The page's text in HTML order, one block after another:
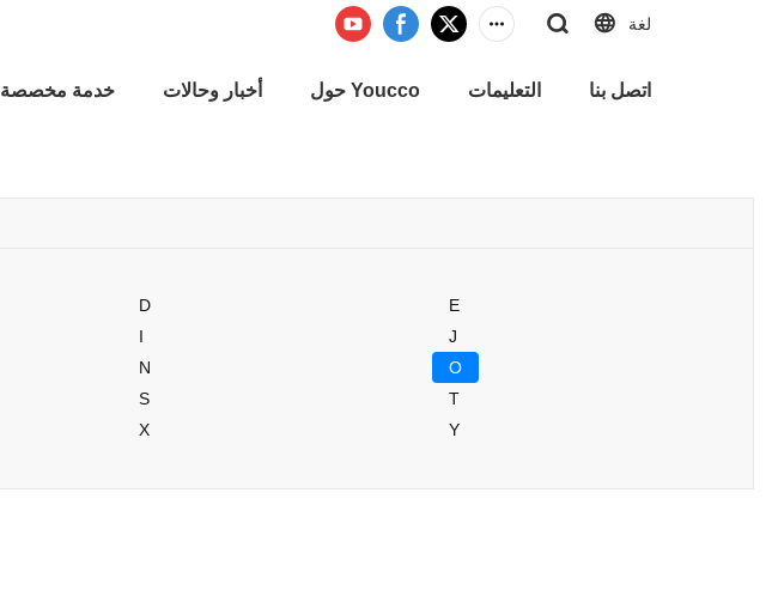
لغة
خدمة مخصصة أخبار وحالات حول Youcco التعليمات اتصل بنا
D
E
I
J
N
O
S
T
X
Y